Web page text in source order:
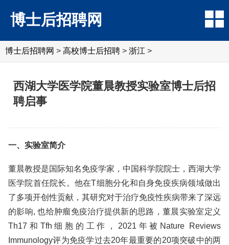
博士后招聘网
博士后招聘网 > 高校博士后招聘 > 浙江 >
西湖大学医学院董晨教授实验室博士后招
聘启事
一、实验室简介
董晨教授是国际知名免疫学家，中国科学院院士，西湖大学
医学院首任院长。他在T细胞分化和自身免疫疾病领域做出
了多项开创性贡献，其研究对于治疗免疫性疾病带来了深远
的影响, 也给肿瘤免疫治疗提供新的思路，董晨实验室定义
Th17和Tfh细胞的工作，2021年被Nature Reviews
Immunology评为免疫学过去20年最重要的20项突破中的两